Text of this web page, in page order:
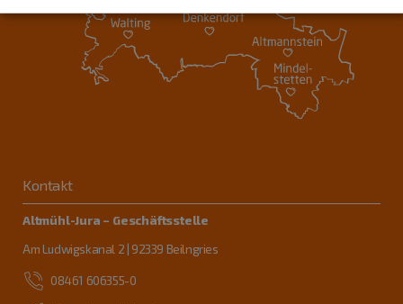
Kontakt
Altmühl-Jura – Geschäftsstelle
Am Ludwigskanal 2 | 92339 Beilngries
08461 606355-0